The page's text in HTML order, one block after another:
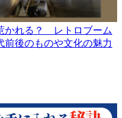
かれる？ レトロブーム
前後のものや文化の魅力